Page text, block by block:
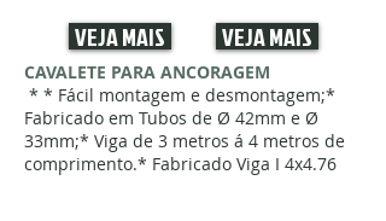
CAVALETE PARA ANCORAGEM
* * Fácil montagem e desmontagem;*
Fabricado em Tubos de Ø 42mm e Ø
33mm;* Viga de 3 metros á 4 metros de
comprimento.* Fabricado Viga I 4x4.76
VEJA MAIS VEJA MAIS